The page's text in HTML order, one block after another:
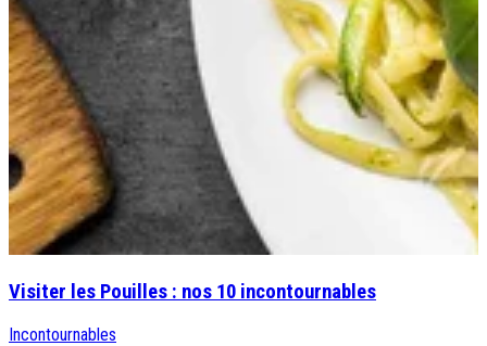
Visiter les Pouilles : nos 10 incontournables
Incontournables